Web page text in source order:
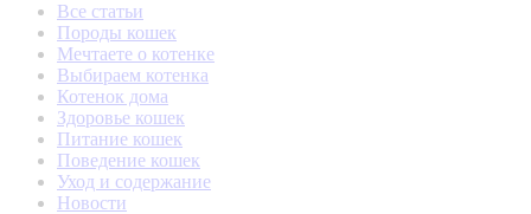
Все статьи
Породы кошек
Мечтаете о котенке
Выбираем котенка
Котенок дома
Здоровье кошек
Питание кошек
Поведение кошек
Уход и содержание
Новости